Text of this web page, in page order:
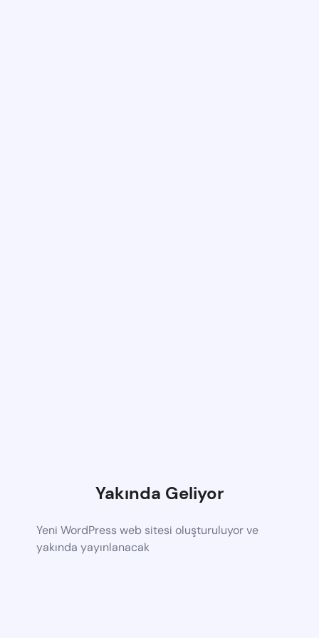
Yakında Geliyor
Yeni WordPress web sitesi oluşturuluyor ve
yakında yayınlanacak